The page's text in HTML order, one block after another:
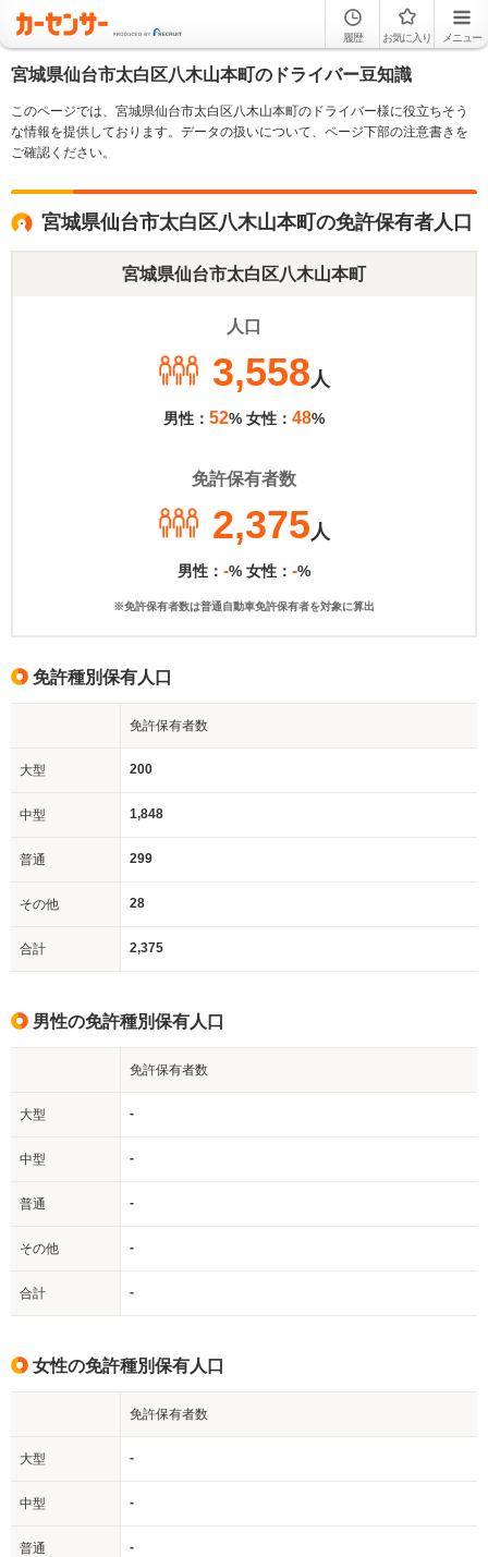
履歴 お気に入り メニュー
宮城県仙台市太白区八木山本町のドライバー豆知識
このページでは、宮城県仙台市太白区八木山本町のドライバー様に役立ちそう
な情報を提供しております。データの扱いについて、ページ下部の注意書きを
ご確認ください。
宮城県仙台市太白区八木山本町の免許保有者人口
宮城県仙台市太白区八木山本町
人口
3,558人
男性： 52% 女性： 48%
免許保有者数
2,375人
男性： -% 女性： -%
※免許保有者数は普通自動車免許保有者を対象に算出
免許種別保有人口
免許保有者数
大型 200
中型 1,848
普通 299
その他 28
合計 2,375
男性の免許種別保有人口
免許保有者数
大型 -
中型 -
普通 -
その他 -
合計 -
女性の免許種別保有人口
免許保有者数
大型 -
中型 -
普通 -